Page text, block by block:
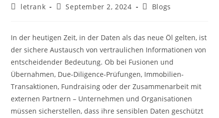
Postletrank
PostSeptember 2, 2024
PostBlogs
In der heutigen Zeit, in der Daten als das neue Öl gelten, ist
der sichere Austausch von vertraulichen Informationen von
entscheidender Bedeutung. Ob bei Fusionen und
Übernahmen, Due-Diligence-Prüfungen, Immobilien-
Transaktionen, Fundraising oder der Zusammenarbeit mit
externen Partnern – Unternehmen und Organisationen
müssen sicherstellen, dass ihre sensiblen Daten geschützt